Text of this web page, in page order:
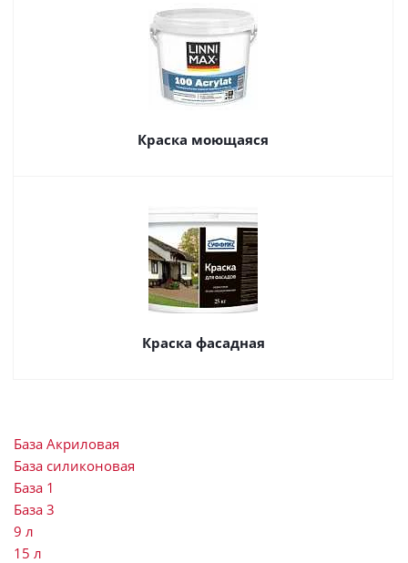
Краска моющаяся
Краска фасадная
База Акриловая
База силиконовая
База 1
База 3
9 л
15 л